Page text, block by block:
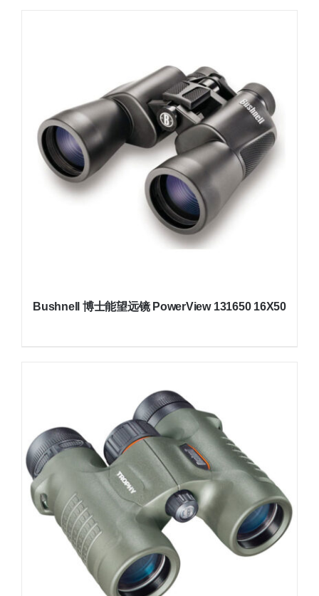
Bushnell 博士能望远镜 PowerView 131650 16X50